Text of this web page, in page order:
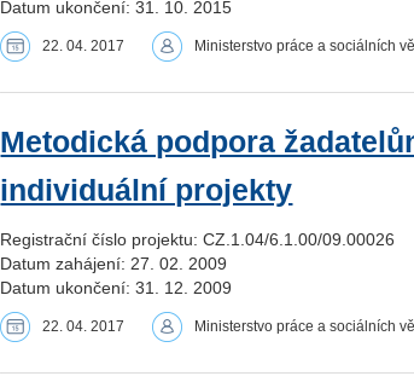
Datum ukončení: 31. 10. 2015
22. 04. 2017 Ministerstvo práce a sociálních
Metodická podpora
individuální projekty
Registrační číslo projektu: CZ.1.04/6.1.00/09.00026
Datum zahájení: 27. 02. 2009
Datum ukončení: 31. 12. 2009
22. 04. 2017 Ministerstvo práce a sociálních